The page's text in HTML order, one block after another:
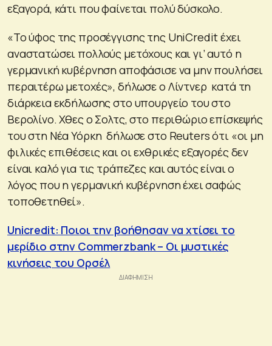
εξαγορά, κάτι που φαίνεται πολύ δύσκολο.
«Το ύφος της προσέγγισης της UniCredit έχει
αναστατώσει πολλούς μετόχους και γι’ αυτό η
γερμανική κυβέρνηση αποφάσισε να μην πουλήσει
περαιτέρω μετοχές», δήλωσε ο Λίντνερ κατά τη
διάρκεια εκδήλωσης στο υπουργείο του στο
Βερολίνο. Χθες ο Σολτς, στο περιθώριο επίσκεψής
του στη Νέα Υόρκη δήλωσε στο Reuters ότι «οι μη
φιλικές επιθέσεις και οι εχθρικές εξαγορές δεν
είναι καλό για τις τράπεζες και αυτός είναι ο
λόγος που η γερμανική κυβέρνηση έχει σαφώς
τοποθετηθεί».
Unicredit: Ποιοι την βοήθησαν να χτίσει το
μερίδιο στην Commerzbank – Οι μυστικές
κινήσεις του Ορσέλ